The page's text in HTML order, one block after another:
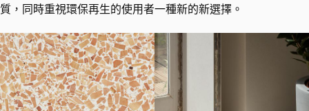
質，同時重視環保再生的使用者一種新的新選擇。